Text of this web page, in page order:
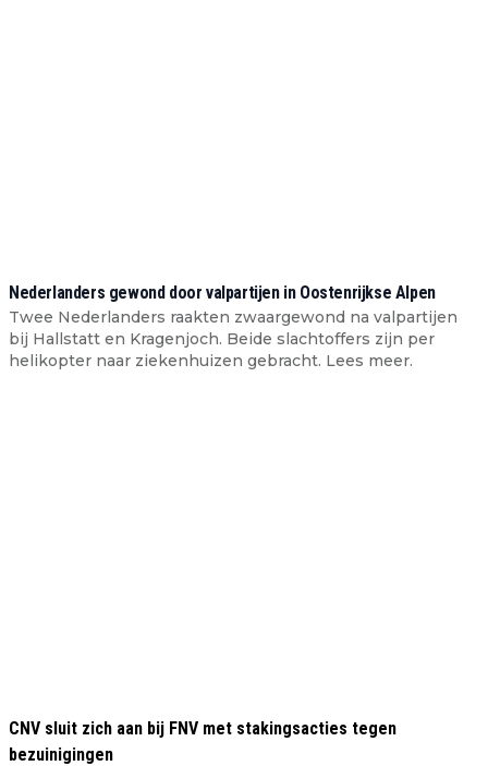
Nederlanders gewond door valpartijen in Oostenrijkse Alpen
Twee Nederlanders raakten zwaargewond na valpartijen
bij Hallstatt en Kragenjoch. Beide slachtoffers zijn per
helikopter naar ziekenhuizen gebracht. Lees meer.
CNV sluit zich aan bij FNV met stakingsacties tegen
bezuinigingen